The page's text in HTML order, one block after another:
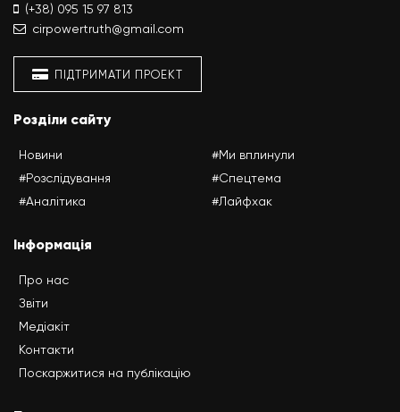
(+38) 095 15 97 813
cirpowertruth@gmail.com
ПІДТРИМАТИ ПРОЕКТ
Розділи сайту
Новини
#Розслідування
#Аналітика
#Ми вплинули
#Спецтема
#Лайфхак
Інформація
Про нас
Звіти
Медіакіт
Контакти
Поскаржитися на публікацію